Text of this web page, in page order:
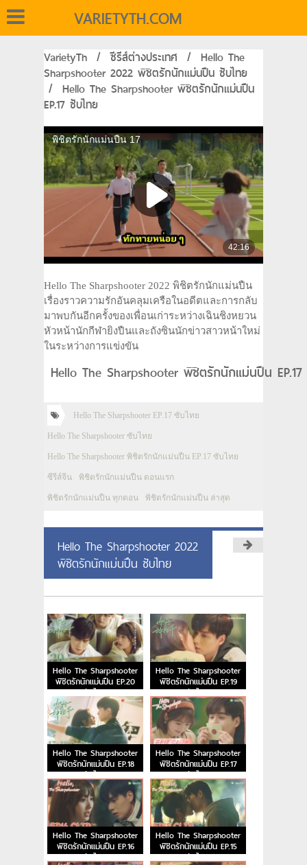
VARIETYTH.COM
VarietyTh / ซีรีส์ต่างประเทศ / Hello The
Sharpshooter 2022 พิชิตรักนักแม่นปืน ซับไทย
/ Hello The Sharpshooter พิชิตรักนักแม่นปืน
EP.17 ซับไทย
Hello The Sharpshooter 2022 พิชิตรักนักแม่นปืน
เรื่องราวความรักอันคลุมเครือในอดีตและการกลับ
มาพบกันอีกครั้งของเพื่อนเก่าระหว่างเฉินชิงหยวน
หัวหน้านักกีฬายิงปืนและถังซินนักข่าวสาวหน้าใหม่
ในระหว่างการแข่งขัน
Hello The Sharpshooter พิชิตรักนักแม่นปืน
Hello The Sharpshooter EP.17 ซับไทย
Hello The Sharpshooter ซับไทย
Hello The Sharpshooter พิชิตรักนักแม่นปืน EP.17 ซับไทย
ซีรีส์จีน พิชิตรักนักแม่นปืน ตอนแรก
พิชิตรักนักแม่นปืน ทุกตอน พิชิตรักนักแม่นปืน ล่าสุด
Hello The Sharpshooter 2022
พิชิตรักนักแม่นปืน ซับไทย
Hello The Sharpshooter
พิชิตรักนักแม่นปืน EP.20
ซับไทย
Hello The Sharpshooter
พิชิตรักนักแม่นปืน EP.19
ซับไทย
Hello The Sharpshooter
พิชิตรักนักแม่นปืน EP.18
ซับไทย
Hello The Sharpshooter
พิชิตรักนักแม่นปืน EP.17
ซับไทย
Hello The Sharpshooter
พิชิตรักนักแม่นปืน EP.16
ซับไทย
Hello The Sharpshooter
พิชิตรักนักแม่นปืน EP.15
ซับไทย